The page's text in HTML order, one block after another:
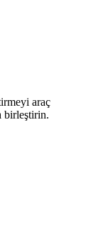
araç
birleştirin.